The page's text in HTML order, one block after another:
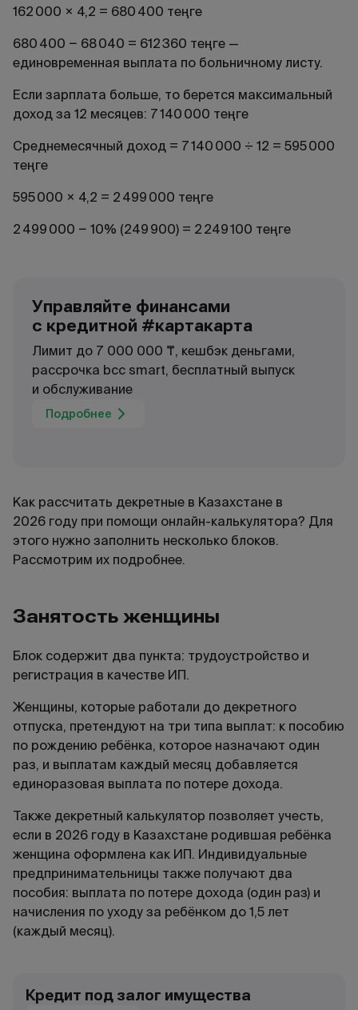
162 000 × 4,2 = 680 400 теңге
680 400 − 68 040 = 612 360 теңге —
единовременная выплата по больничному листу.
Если зарплата больше, то берется максимальный
доход за 12 месяцев: 7 140 000 теңге
Среднемесячный доход = 7 140 000 ÷ 12 = 595 000
теңге
595 000 × 4,2 = 2 499 000 теңге
2 499 000 − 10% (249 900) = 2 249 100 теңге
Управляйте финансами
с кредитной #картакарта
Лимит до 7 000 000 ₸, кешбэк деньгами,
рассрочка bcc smart, бесплатный выпуск
и обслуживание
Подробнее
Как рассчитать декретные в Казахстане в
2026 году при помощи онлайн-калькулятора? Для
этого нужно заполнить несколько блоков.
Рассмотрим их подробнее.
Занятость женщины
Блок содержит два пункта: трудоустройство и
регистрация в качестве ИП.
Женщины, которые работали до декретного
отпуска, претендуют на три типа выплат: к пособию
по рождению ребёнка, которое назначают один
раз, и выплатам каждый месяц добавляется
единоразовая выплата по потере дохода.
Также декретный калькулятор позволяет учесть,
если в 2026 году в Казахстане родившая ребёнка
женщина оформлена как ИП. Индивидуальные
предпринимательницы также получают два
пособия: выплата по потере дохода (один раз) и
начисления по уходу за ребёнком до 1,5 лет
(каждый месяц).
Кредит под залог имущества